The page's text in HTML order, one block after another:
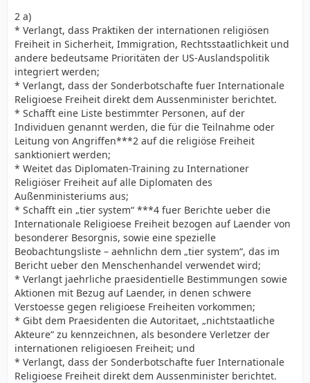
2 a)
* Verlangt, dass Praktiken der internationen religiösen
Freiheit in Sicherheit, Immigration, Rechtsstaatlichkeit und
andere bedeutsame Prioritäten der US-Auslandspolitik
integriert werden;
* Verlangt, dass der Sonderbotschafte fuer Internationale
Religioese Freiheit direkt dem Aussenminister berichtet.
* Schafft eine Liste bestimmter Personen, auf der
Individuen genannt werden, die für die Teilnahme oder
Leitung von Angriffen***2 auf die religiöse Freiheit
sanktioniert werden;
* Weitet das Diplomaten-Training zu Internationer
Religiöser Freiheit auf alle Diplomaten des
Außenministeriums aus;
* Schafft ein „tier system“ ***4 fuer Berichte ueber die
Internationale Religioese Freiheit bezogen auf Laender von
besonderer Besorgnis, sowie eine spezielle
Beobachtungsliste – aehnlichn dem „tier system“, das im
Bericht ueber den Menschenhandel verwendet wird;
* Verlangt jaehrliche praesidentielle Bestimmungen sowie
Aktionen mit Bezug auf Laender, in denen schwere
Verstoesse gegen religioese Freiheiten vorkommen;
* Gibt dem Praesidenten die Autoritaet, „nichtstaatliche
Akteure“ zu kennzeichnen, als besondere Verletzer der
internationen religioesen Freiheit; und
* Verlangt, dass der Sonderbotschafte fuer Internationale
Religioese Freiheit direkt dem Aussenminister berichtet.